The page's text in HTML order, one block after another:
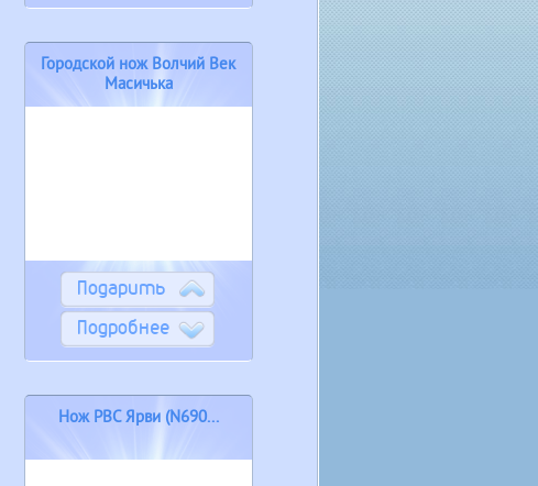
Городской нож Волчий Век
Масичька
Подарить
Подробнее
Нож РВС Ярви (N690...